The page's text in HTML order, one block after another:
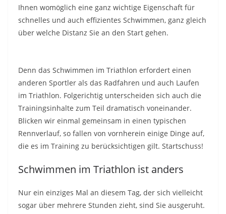
Ihnen womöglich eine ganz wichtige Eigenschaft für
schnelles und auch effizientes Schwimmen, ganz gleich
über welche Distanz Sie an den Start gehen.
Denn das Schwimmen im Triathlon erfordert einen
anderen Sportler als das Radfahren und auch Laufen
im Triathlon. Folgerichtig unterscheiden sich auch die
Trainingsinhalte zum Teil dramatisch voneinander.
Blicken wir einmal gemeinsam in einen typischen
Rennverlauf, so fallen von vornherein einige Dinge auf,
die es im Training zu berücksichtigen gilt. Startschuss!
Schwimmen im Triathlon ist anders
Nur ein einziges Mal an diesem Tag, der sich vielleicht
sogar über mehrere Stunden zieht, sind Sie ausgeruht.